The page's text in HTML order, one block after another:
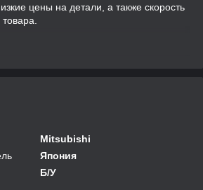
цены на детали, а также скорость
Mitsubishi
Япония
Б/У